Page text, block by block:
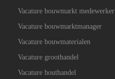
Vacature bouwmarkt medewerker
Vacature bouwmarktmanager
Vacature bouwmaterialen
Vacature groothandel
Vacature houthandel